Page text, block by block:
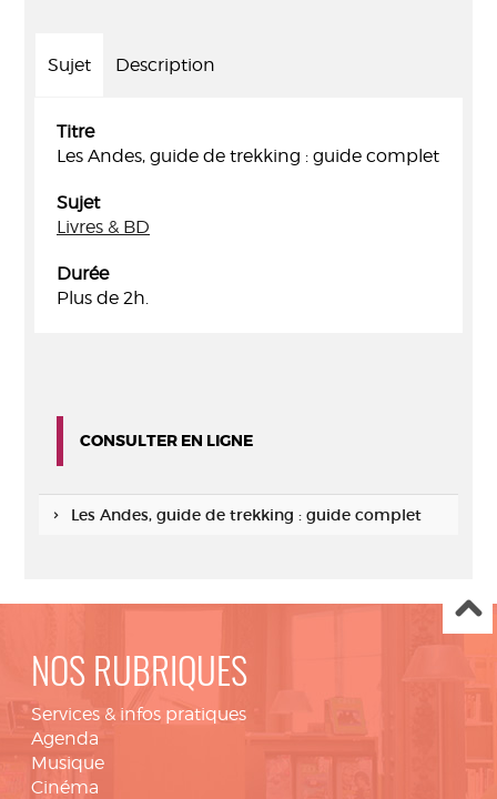
Sujet Description
Titre
Les Andes, guide de trekking : guide complet
Sujet
Livres & BD
Durée
Plus de 2h.
CONSULTER EN LIGNE
Les Andes, guide de trekking : guide complet
NOS RUBRIQUES
Services & infos pratiques
Agenda
Musique
Cinéma